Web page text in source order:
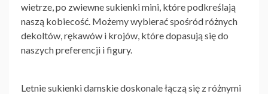
wietrze, po zwiewne sukienki mini, które podkreślają
naszą kobiecość. Możemy wybierać spośród różnych
dekoltów, rękawów i krojów, które dopasują się do
naszych preferencji i figury.
Letniesukienkidamskiedoskonale łączą się z różnymi